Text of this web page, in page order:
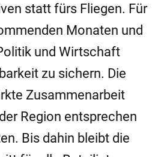
statt fürs Fliegen. Für
Monaten und
und Wirtschaft
zu sichern. Die
Zusammenarbeit
Region entsprechen
Bis dahin bleibt die